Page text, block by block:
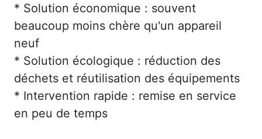
* Solution économique : souvent
beaucoup moins chère qu'un appareil
neuf
* Solution écologique : réduction des
déchets et réutilisation des équipements
* Intervention rapide : remise en service
en peu de temps